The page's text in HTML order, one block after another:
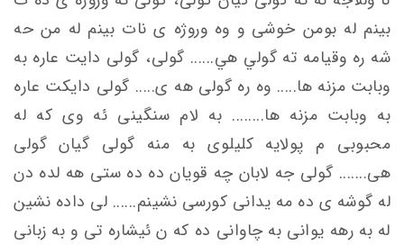
بينم له بومن خوشی و وه وروژه ی نات بينم له من حه
شه ره وقيامه ته گولي هي...... گولی، گولی دایت عاره به
وبابت مزنه ها..... وه ره گولی هه ی..... گولی دایکت عاره
به وبابت مزنه ها........ به لام سنگینی ئه وی که له
محبوبی م پولايه كلیلوی به منه گولی گیان گولی
هی....... گولی جه لابان چه قويان ده ده ستى هه لده دن
له گوشه ی ده مه یدانی کورسی نشینم...... لی داده نشين
له به رهه يوانی به چاوانی ده که ن ئیشاره تی و به زبانی